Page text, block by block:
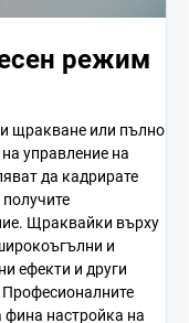
режим
щракване или пълно
управление на
да кадрирате
получите
Щраквайки върху
и
ефекти и други
Професионалните
настройка на